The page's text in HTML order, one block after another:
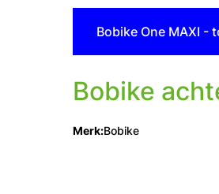
Bobike One MAXI -
Bobike
Merk:Bobike